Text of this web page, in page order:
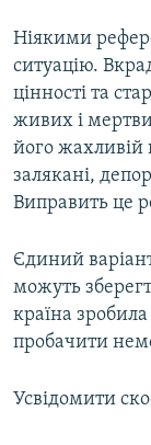
Ніякими
ситуацію.
цінності та
живих і
його жахливій
залякані,
Виправить це
Єдиний
можуть
країна
пробачити
Усвідомити